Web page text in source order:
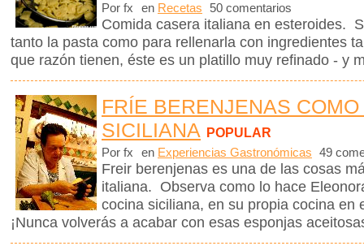
Por fx en Recetas 50 comentarios
Comida casera italiana en esteroides.
tanto la pasta como para rellenarla con ingredientes
que razón tienen, éste es un platillo muy refinado - y
FRÍE BERENJENAS
SICILIANA POPULAR
Por fx en Experiencias Gastronómicas 49
Freir berenjenas es una de las cosas
italiana. Observa como lo hace
cocina siciliana, en su propia cocina en
¡Nunca volverás a acabar con esas esponjas